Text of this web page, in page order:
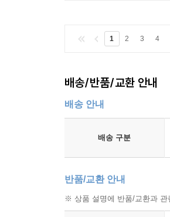
1 2 3 4
배송/반품/교환 안내
배송 안내
배송 구분
반품/교환 안내
※ 상품 설명에 반품/교환과 관